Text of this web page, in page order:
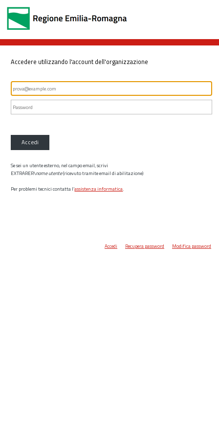
Accedere utilizzando l'account dell'organizzazione
Accedi
Se sei un utente esterno, nel campo email, scrivi
EXTRARER\nome utente(ricevuto tramite email di abilitazione)
Per problemi tecnici contatta l’assistenza informatica.
Accedi Recupera password Modifica password